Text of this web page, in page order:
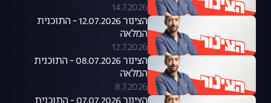
14.7.2026
הצינור 12.07.2026 - התוכנית
המלאה
12.7.2026
הצינור 08.07.2026 - התוכנית
המלאה
8.7.2026